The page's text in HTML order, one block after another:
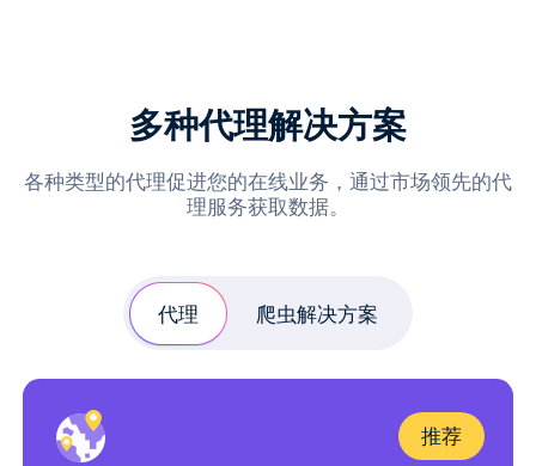
多种代理解决方案
各种类型的代理促进您的在线业务，通过市场领先的代
理服务获取数据。
代理 爬虫解决方案
推荐